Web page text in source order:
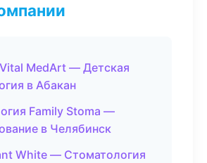
MedArt — Детская
в Абакан
Family Stoma —
в Челябинск
White — Стоматология